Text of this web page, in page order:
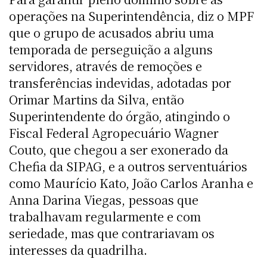
operações na Superintendência, diz o MPF
que o grupo de acusados abriu uma
temporada de perseguição a alguns
servidores, através de remoções e
transferências indevidas, adotadas por
Orimar Martins da Silva, então
Superintendente do órgão, atingindo o
Fiscal Federal Agropecuário Wagner
Couto, que chegou a ser exonerado da
Chefia da SIPAG, e a outros serventuários
como Maurício Kato, João Carlos Aranha e
Anna Darina Viegas, pessoas que
trabalhavam regularmente e com
seriedade, mas que contrariavam os
interesses da quadrilha.